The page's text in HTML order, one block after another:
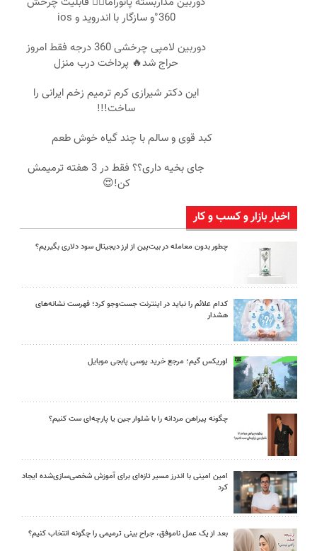
360°و سازگار با اندروید و ios
دوربین لامپی چرخشی 360 درجه فقط امروز
حراج شد🔥 پرداخت درب منزل
این دکتر شیرازی کرم ترمیم زخم ایرانی را
ساخت!!!
کبد قوی و سالم با چند گیاه خوش طعم
جای بخیه داری؟؟ فقط در 3 هفته ترمیمش
کن!😍
اخبار بازار و کسب و کار
چطور بدون معامله در بیت‌پین از ارز دیجیتال سود دلاری بگیریم؟
کدام علائم را نباید در اینترنت جست‌وجو کرد؛ فهرست نشانه‌های
هشدار
اوریکس گیم؛ مرجع خرید یوسی پابجی موبایل
چگونه پیراهن مردانه را با شلوار جین یا پارچه‌ای ست کنیم؟
امین امینی با اندرز مسیر تازه‌ای برای آموزش شخصی‌سازی‌شده ایجاد
کرد
بعد از یک عمل ناموفق، جراح بینی ترمیمی را چگونه انتخاب کنیم؟